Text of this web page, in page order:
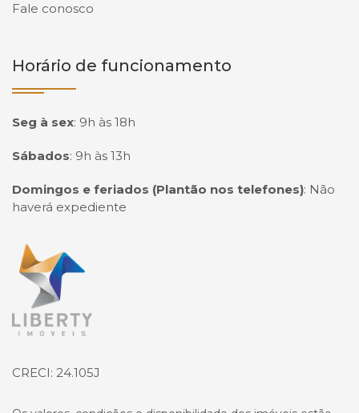
Fale conosco
Horário de funcionamento
Seg à sex: 9h às 18h
Sábados: 9h às 13h
Domingos e feriados (Plantão nos telefones): Não
haverá expediente
Página inicial
CRECI: 24.105J